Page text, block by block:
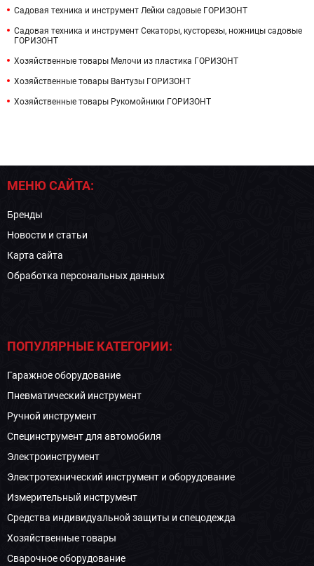
Садовая техника и инструмент Лейки садовые ГОРИЗОНТ
Садовая техника и инструмент Секаторы, кусторезы, ножницы садовые
ГОРИЗОНТ
Хозяйственные товары Мелочи из пластика ГОРИЗОНТ
Хозяйственные товары Вантузы ГОРИЗОНТ
Хозяйственные товары Рукомойники ГОРИЗОНТ
МЕНЮ САЙТА:
Бренды
Новости и статьи
Карта сайта
Обработка персональных данных
ПОПУЛЯРНЫЕ КАТЕГОРИИ:
Гаражное оборудование
Пневматический инструмент
Ручной инструмент
Специнструмент для автомобиля
Электроинструмент
Электротехнический инструмент и оборудование
Измерительный инструмент
Средства индивидуальной защиты и спецодежда
Хозяйственные товары
Сварочное оборудование